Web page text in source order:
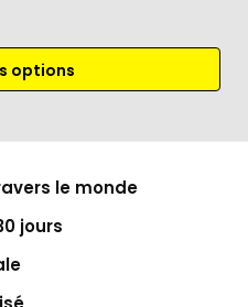
options
le monde
jours